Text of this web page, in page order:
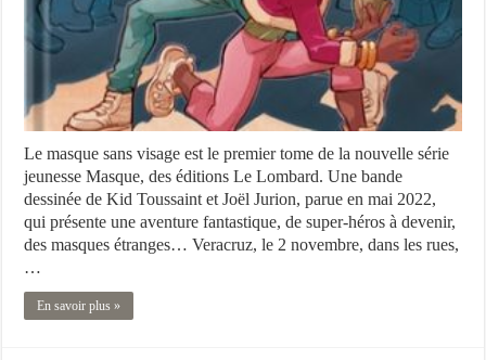
Le masque sans visage est le premier tome de la nouvelle série
jeunesse Masque, des éditions Le Lombard. Une bande
dessinée de Kid Toussaint et Joël Jurion, parue en mai 2022,
qui présente une aventure fantastique, de super-héros à devenir,
des masques étranges… Veracruz, le 2 novembre, dans les rues,
…
En savoir plus »